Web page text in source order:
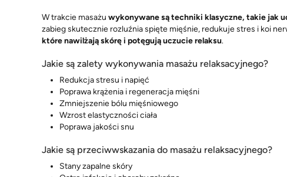
W trakcie masażu wykonywane są techniki klasyczne, takie jak
zabieg skutecznie rozluźnia spięte mięśnie, redukuje stres i koi
które nawilżają skórę i potęgują uczucie relaksu.
Jakie są zalety wykonywania masażu relaksacyjnego?
Redukcja stresu i napięć
Poprawa krążenia i regeneracja mięśni
Zmniejszenie bólu mięśniowego
Wzrost elastyczności ciała
Poprawa jakości snu
Jakie są przeciwwskazania do masażu relaksacyjnego?
Stany zapalne skóry